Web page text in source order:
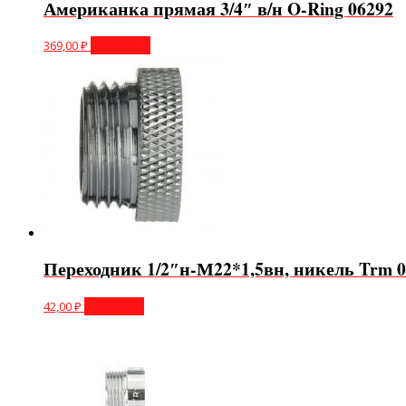
Американка прямая 3/4″ в/н O-Ring 06292
369,00₽
Переходник 1/2″н-М22*1,5вн, никель Trm
42,00₽